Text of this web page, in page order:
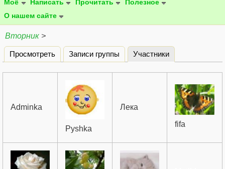
Моё Написать Прочитать
Полезное
О нашем сайте
Вторник >
Главные вкладки
Просмотреть Записи группы Участники
Adminka
Pyshka
Лека
fifa